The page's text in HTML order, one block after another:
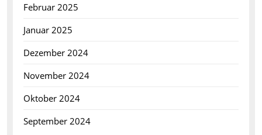
Februar 2025
Januar 2025
Dezember 2024
November 2024
Oktober 2024
September 2024